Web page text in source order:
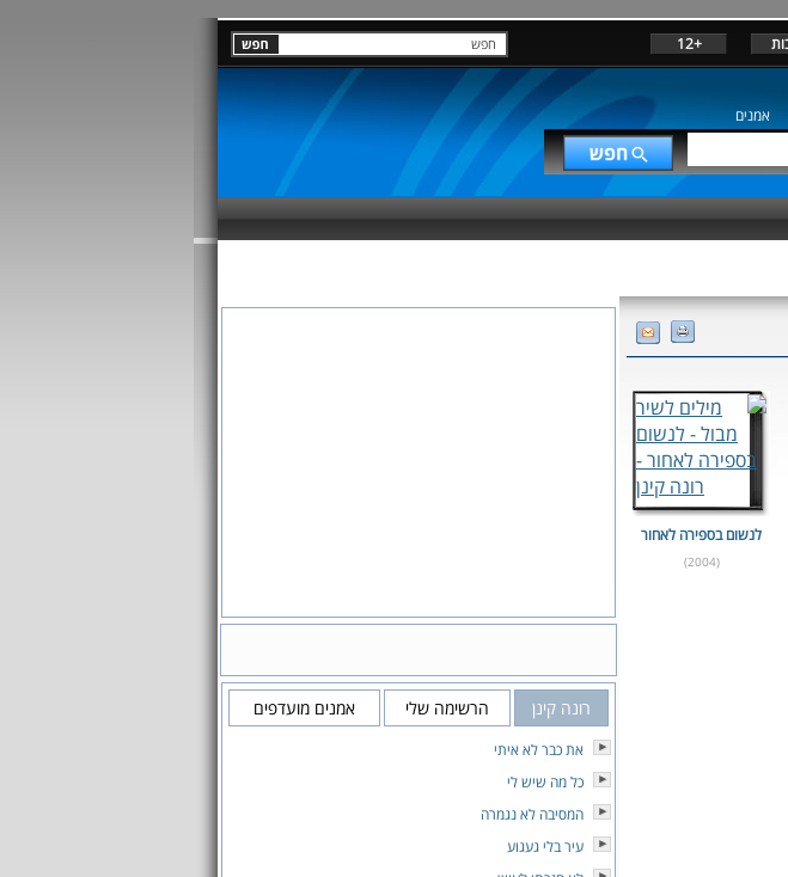
+12
אמנים
לנשום בספירה לאחור
(2004)
רונה קינן הרשימה שלי אמנים מועדפים
את כבר לא איתי
כל מה שיש לי
המסיבה לא נגמרה
עיר בלי געגוע